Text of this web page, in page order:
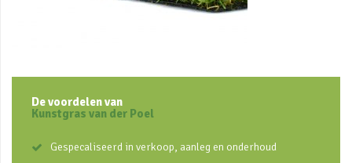
De voordelen van
Kunstgras van der Poel
Gespecaliseerd in verkoop, aanleg en onderhoud